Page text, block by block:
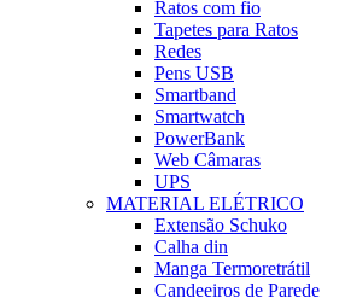
Ratos com fio
Tapetes para Ratos
Redes
Pens USB
Smartband
Smartwatch
PowerBank
Web Câmaras
UPS
MATERIAL ELÉTRICO
Extensão Schuko
Calha din
Manga Termoretrátil
Candeeiros de Parede